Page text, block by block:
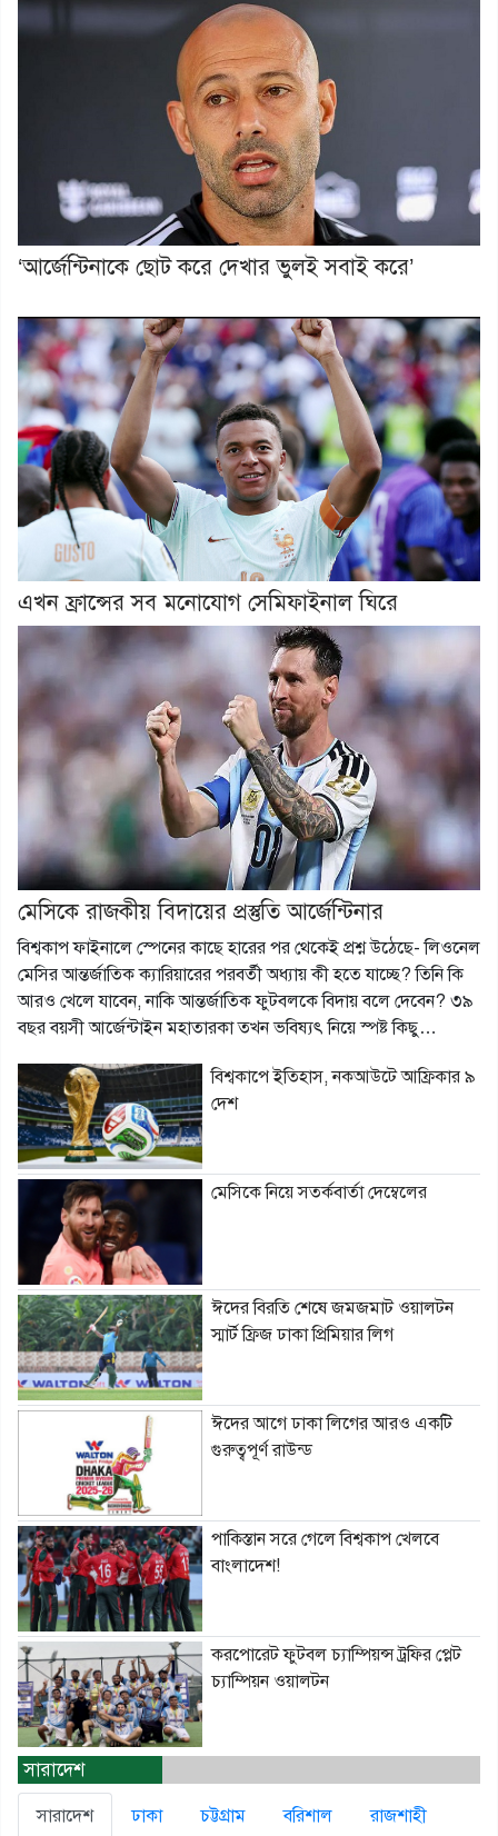
‘আর্জেন্টিনাকে ছোট করে দেখার ভুলই সবাই করে’
এখন ফ্রান্সের সব মনোযোগ সেমিফাইনাল ঘিরে
মেসিকে রাজকীয় বিদায়ের প্রস্তুতি আর্জেন্টিনার
বিশ্বকাপ ফাইনালে স্পেনের কাছে হারের পর থেকেই প্রশ্ন উঠেছে- লিওনেল
মেসির আন্তর্জাতিক ক্যারিয়ারের পরবর্তী অধ্যায় কী হতে যাচ্ছে? তিনি কি
আরও খেলে যাবেন, নাকি আন্তর্জাতিক ফুটবলকে বিদায় বলে দেবেন? ৩৯
বছর বয়সী আর্জেন্টাইন মহাতারকা তখন ভবিষ্যৎ নিয়ে স্পষ্ট কিছু…
বিশ্বকাপে ইতিহাস, নকআউটে আফ্রিকার ৯
দেশ
মেসিকে নিয়ে সতর্কবার্তা দেম্বেলের
ঈদের বিরতি শেষে জমজমাট ওয়ালটন
স্মার্ট ফ্রিজ ঢাকা প্রিমিয়ার লিগ
ঈদের আগে ঢাকা লিগের আরও একটি
গুরুত্বপূর্ণ রাউন্ড
পাকিস্তান সরে গেলে বিশ্বকাপ খেলবে
বাংলাদেশ!
করপোরেট ফুটবল চ্যাম্পিয়ন্স ট্রফির প্লেট
চ্যাম্পিয়ন ওয়ালটন
সারাদেশ
সারাদেশ ঢাকা চট্টগ্রাম বরিশাল রাজশাহী